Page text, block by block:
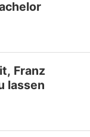
Franz
lassen